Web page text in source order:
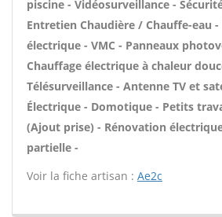
piscine - Vidéosurveillance -
Entretien Chaudière / Chauffe-eau
électrique - VMC - Panneaux
Chauffage électrique à chaleur
Télésurveillance - Antenne TV et
Électrique - Domotique - Petits
(Ajout prise) - Rénovation
partielle -
Voir la fiche artisan : Ae2c